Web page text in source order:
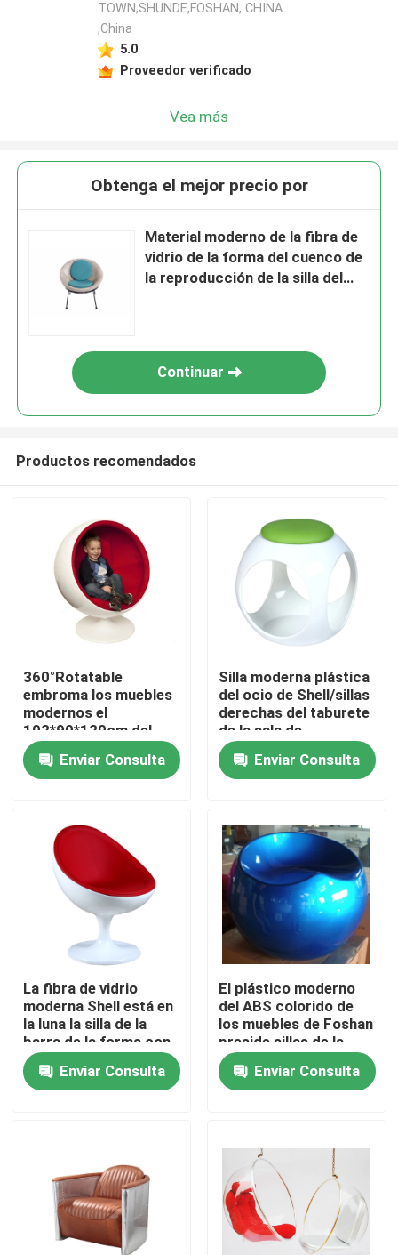
Hogar
Sobre nosotros
Viaje de la fábrica
Control de calidad
Éntrenos en contacto con
Pida una cita
Silla de ocio moderna
Silla moderna del restaurante
TOWN,SHUNDE,FOSHAN, CHINA
,China
5.0
Proveedor verificado
Vea más
Obtenga el mejor precio por
Material moderno de la fibra de
vidrio de la forma del cuenco de
la reproducción de la silla del
Continuar
Productos recomendados
360°Rotatable
embroma los muebles
modernos el
102*90*120cm del
ocio de la silla de la
bola Enviar Consulta
Silla moderna plástica
del ocio de Shell/sillas
derechas del taburete
de la sala de
exposición
Enviar Consulta
La fibra de vidrio
moderna Shell está en
la luna la silla de la
barra de la forma con
la base los
60*64*80cm del
eslabón giratorio
Enviar Consulta
El plástico moderno
del ABS colorido de
los muebles de Foshan
preside sillas de la
sala de estar
Enviar Consulta